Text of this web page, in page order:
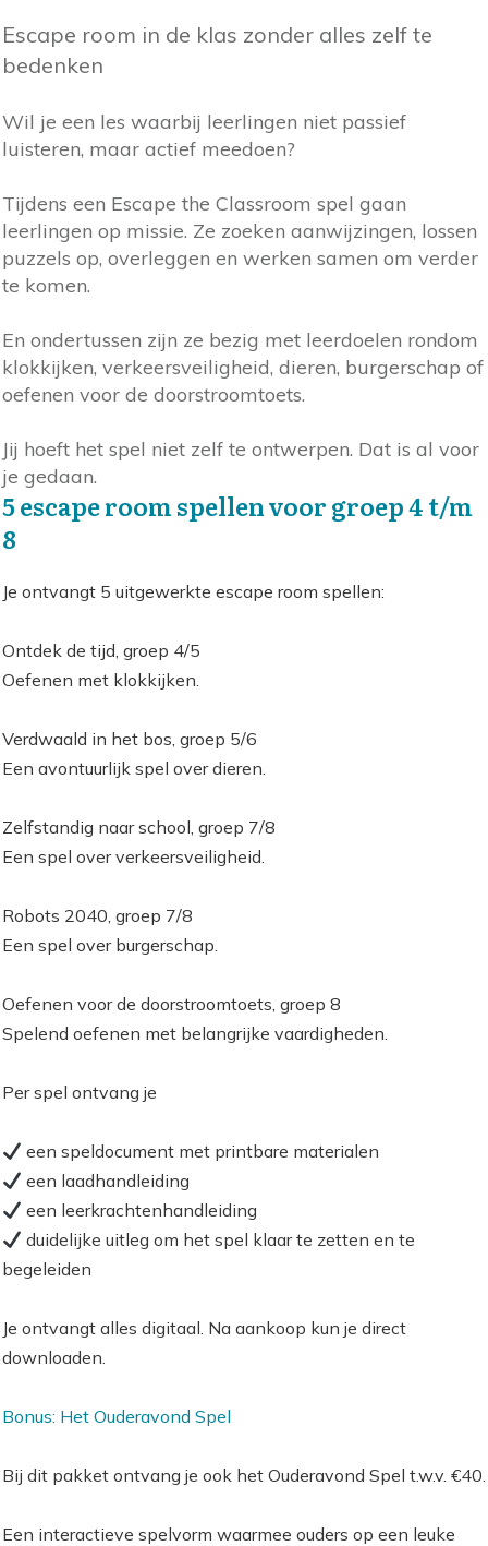
Escape room in de klas zonder alles zelf te
bedenken
Wil je een les waarbij leerlingen niet passief
luisteren, maar actief meedoen?
Tijdens een Escape the Classroom spel gaan
leerlingen op missie. Ze zoeken aanwijzingen, lossen
puzzels op, overleggen en werken samen om verder
te komen.
En ondertussen zijn ze bezig met leerdoelen rondom
klokkijken, verkeersveiligheid, dieren, burgerschap of
oefenen voor de doorstroomtoets.
Jij hoeft het spel niet zelf te ontwerpen. Dat is al voor
je gedaan.
5 escape room spellen voor groep 4 t/m
8
Je ontvangt 5 uitgewerkte escape room spellen:
Ontdek de tijd, groep 4/5
Oefenen met klokkijken.
Verdwaald in het bos, groep 5/6
Een avontuurlijk spel over dieren.
Zelfstandig naar school, groep 7/8
Een spel over verkeersveiligheid.
Robots 2040, groep 7/8
Een spel over burgerschap.
Oefenen voor de doorstroomtoets, groep 8
Spelend oefenen met belangrijke vaardigheden.
Per spel ontvang je
een speldocument met printbare materialen
een laadhandleiding
een leerkrachtenhandleiding
duidelijke uitleg om het spel klaar te zetten en te
begeleiden
Je ontvangt alles digitaal. Na aankoop kun je direct
downloaden.
Bonus: Het Ouderavond Spel
Bij dit pakket ontvang je ook het Ouderavond Spel t.w.v. €40.
Een interactieve spelvorm waarmee ouders op een leuke